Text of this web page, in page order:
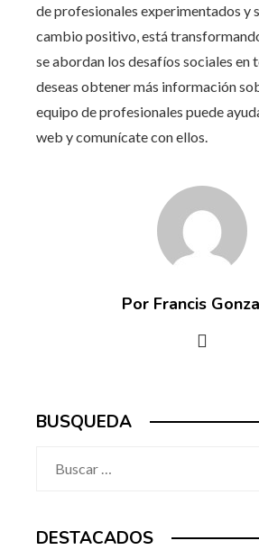
de profesionales experimentados y
cambio positivo, está
se abordan los desafíos sociales en
deseas obtener más información
equipo de profesionales puede
web y comunícate con ellos.
Por Francis
BUSQUEDA
DESTACADOS